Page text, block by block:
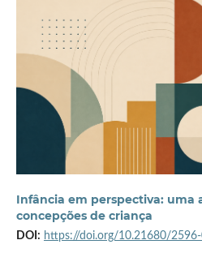
Infância em perspectiva: uma
concepções de criança
DOI: https://doi.org/10.21680/